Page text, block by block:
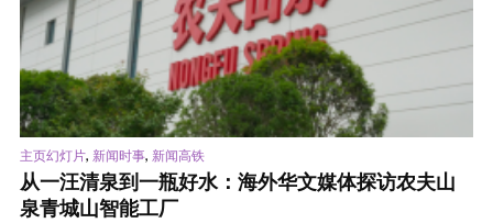
主页幻灯片, 新闻时事, 新闻高铁
从一汪清泉到一瓶好水：海外华文媒体探访农夫山
泉青城山智能工厂